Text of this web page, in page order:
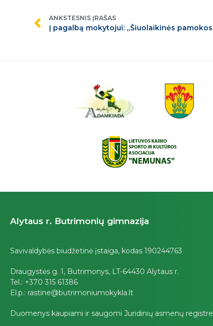
ANKSTESNIS ĮRAŠAS
Alytaus r. Butrimonių gimnazija
Savivaldybės biudžetinė įstaiga, kodas 190244763
Draugystės g. 1, Butrimonys, LT-64430 Alytaus r.
Tel.: +370 315 61386
El.p.: rastine@butrimoniumokykla.lt
Duomenys kaupiami ir saugomi Juridinių asmenų registre